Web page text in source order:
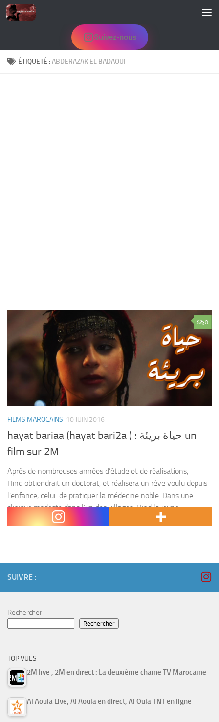
Skip to content
Suivez-nous
ÉTIQUETÉ :ABDERAZAK EL BADAOUI
0
FILMS MAROCAINS 10 JUIN 2016
hayat bariaa (hayat bari2a ) : حياة بريئة un
film sur 2M
Après de nombreuses années d’étude et de réalisations,
Hind obtiendrait un doctorat, et réalisera un rêve voulu depuis
l’enfance, celui de pratiquer la médecine noble. Dans une
clinique modeste dans l’un des villages, Hind la jeune
médecin...
SUIVRE :
Rechercher
Rechercher
TOP VUES
2M live , 2M en direct : La deuxième chaine TV Marocaine
Al Aoula Live, Al Aoula en direct, Al Oula TNT en ligne